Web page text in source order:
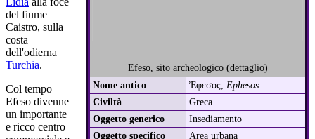
Efeso, sito archeologico (dettaglio)
Nome antico
Ἐφεσος
Ephesos
Civiltà
Greca
Oggetto generico
Insediamento
Oggetto specifico
Area urbana
del fiume
Caistro, sulla
costa
dell'odierna
Turchia.
Col tempo
Efeso divenne
un importante
e ricco centro